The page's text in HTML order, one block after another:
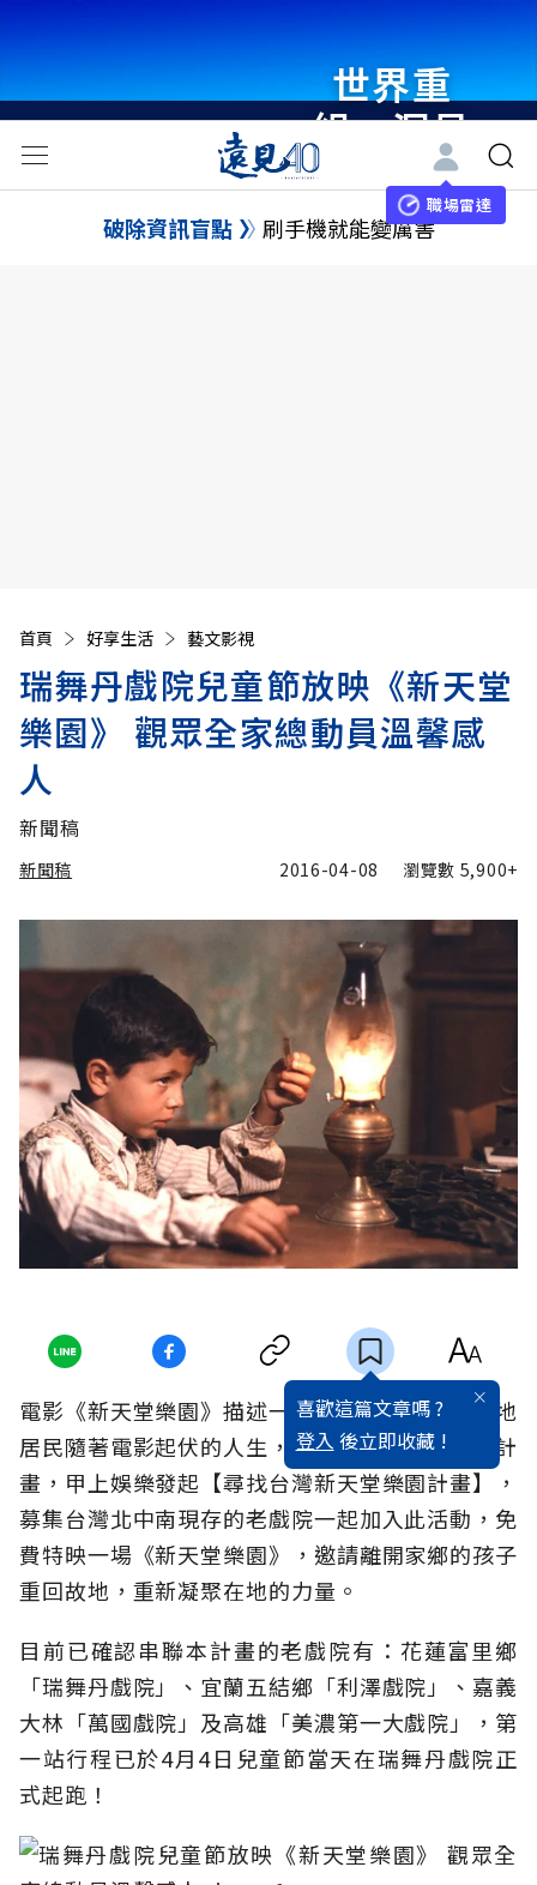
世界重
組・洞見
未來 與
世界領袖
職場雷達
破除資訊盲點 刷手機就能變厲害
首頁 好享生活 藝文影視
瑞舞丹戲院兒童節放映《新天堂
樂園》 觀眾全家總動員溫馨感
人
新聞稿
新聞稿 2016-04-08 瀏覽數 5,900+
喜歡這篇文章嗎 ?
登入 後立即收藏 !
電影《新天堂樂園》描述一家老戲院的興衰和當地
居民隨著電影起伏的人生，為響應老戲院的保存計
畫，甲上娛樂發起【尋找台灣新天堂樂園計畫】，
募集台灣北中南現存的老戲院一起加入此活動，免
費特映一場《新天堂樂園》，邀請離開家鄉的孩子
重回故地，重新凝聚在地的力量。
目前已確認串聯本計畫的老戲院有：花蓮富里鄉
「瑞舞丹戲院」、宜蘭五結鄉「利澤戲院」、嘉義
大林「萬國戲院」及高雄「美濃第一大戲院」，第
一站行程已於4月4日兒童節當天在瑞舞丹戲院正
式起跑！